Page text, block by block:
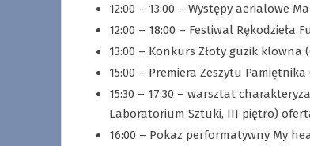
12:00 – 13:00 – Występy aerialowe
12:00 – 18:00 – Festiwal
13:00 – Konkurs Złoty guzik klowna
15:00 – Premiera Zeszytu
15:30 – 17:30 – warsztat
Laboratorium Sztuki, III piętro)
16:00 – Pokaz performatywny My